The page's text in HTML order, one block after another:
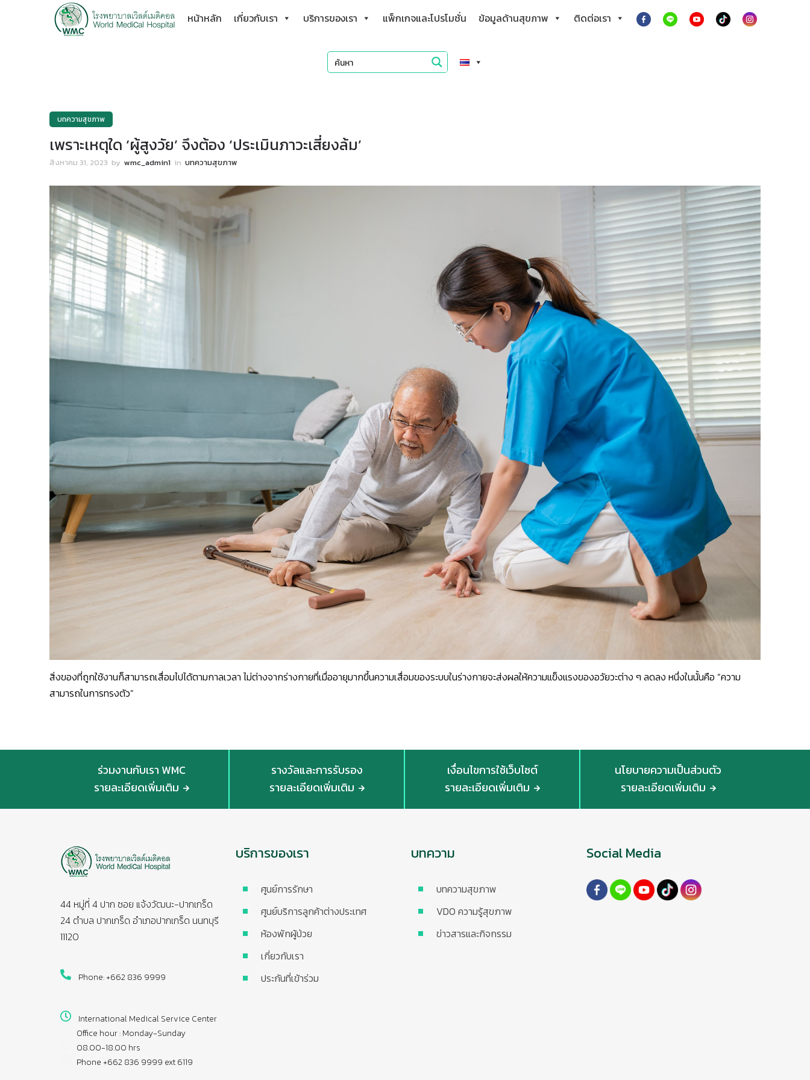
หน้าหลัก เกี่ยวกับเรา บริการของเรา แพ็กเกจและโปรโมชั่น ข้อมูลด้านสุขภาพ ติดต่อเรา
บทความสุขภาพ
เพราะเหตุใด ‘ผู้สูงวัย’ จึงต้อง ‘ประเมินภาวะเสี่ยงล้ม’
สิงหาคม 31, 2023 by wmc_admin1 in บทความสุขภาพ
สิ่งของที่ถูกใช้งานก็สามารถเสื่อมไปได้ตามกาลเวลา ไม่ต่างจากร่างกายที่เมื่ออายุมากขึ้นความเสื่อมของระบบในร่างกายจะส่งผลให้ความแข็งแรงของอวัยวะต่าง ๆ ลดลง หนึ่งในนั้นคือ “ความ
สามารถในการทรงตัว”
ร่วมงานกับเรา WMC
รายละเอียดเพิ่มเติม
รางวัลและการรับรอง
รายละเอียดเพิ่มเติม
เงื่อนไขการใช้เว็บไซต์
รายละเอียดเพิ่มเติม
นโยบายความเป็นส่วนตัว
รายละเอียดเพิ่มเติม
44 หมู่ที่ 4 ปาก ซอย แจ้งวัฒนะ-ปากเกร็ด
24 ตำบล ปากเกร็ด อำเภอปากเกร็ด นนทบุรี
11120
Phone: +662 836 9999
International Medical Service Center
Office hour : Monday-Sunday
08.00-18.00 hrs
Phone +662 836 9999 ext 6119
บริการของเรา
ศูนย์การรักษา
ศูนย์บริการลูกค้าต่างประเทศ
ห้องพักผู้ป่วย
เกี่ยวกับเรา
ประกันที่เข้าร่วม
บทความ
บทความสุขภาพ
VDO ความรู้สุขภาพ
ข่าวสารและกิจกรรม
Social Media